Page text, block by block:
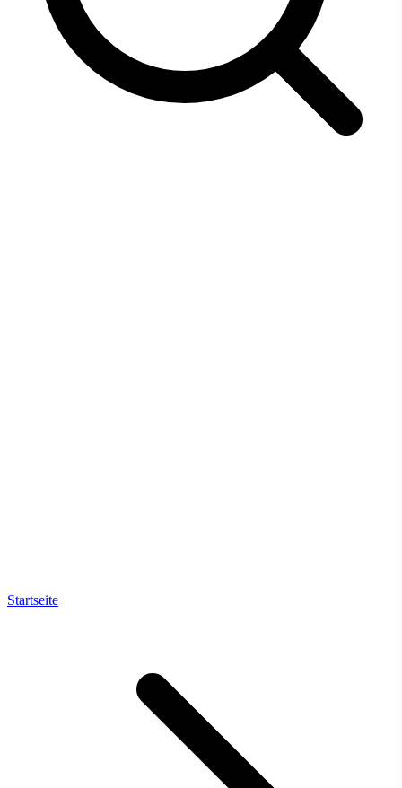
Startseite